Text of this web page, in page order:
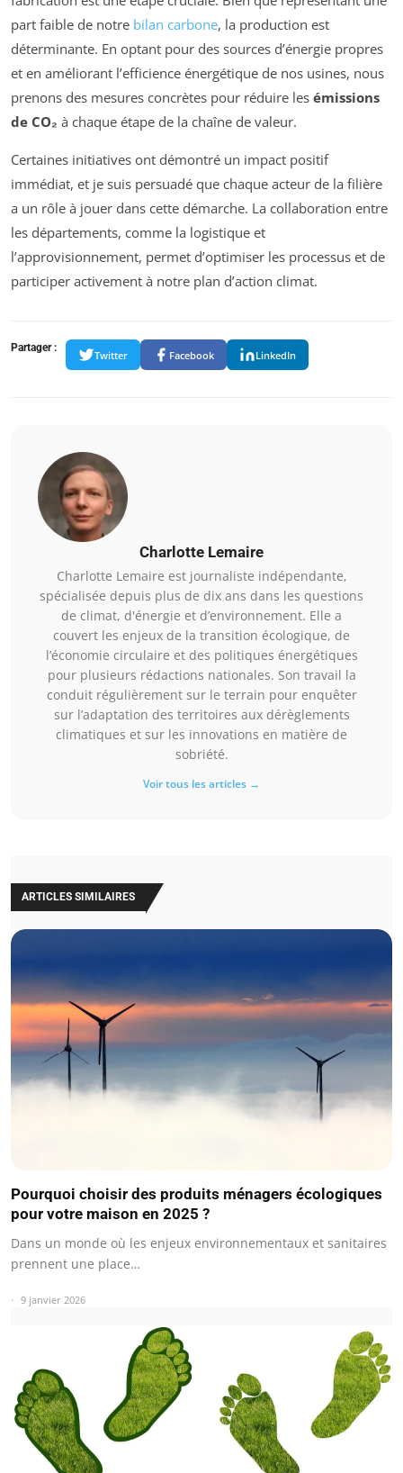
part faible de notre bilan carbone, la production est
déterminante. En optant pour des sources d’énergie propres
et en améliorant l’efficience énergétique de nos usines, nous
prenons des mesures concrètes pour réduire les émissions
de CO₂ à chaque étape de la chaîne de valeur.
Certaines initiatives ont démontré un impact positif
immédiat, et je suis persuadé que chaque acteur de la filière
a un rôle à jouer dans cette démarche. La collaboration entre
les départements, comme la logistique et
l’approvisionnement, permet d’optimiser les processus et de
participer activement à notre plan d’action climat.
Partager :
Twitter Facebook LinkedIn
Charlotte Lemaire
Charlotte Lemaire est journaliste indépendante,
spécialisée depuis plus de dix ans dans les questions
de climat, d'énergie et d’environnement. Elle a
couvert les enjeux de la transition écologique, de
l’économie circulaire et des politiques énergétiques
pour plusieurs rédactions nationales. Son travail la
conduit régulièrement sur le terrain pour enquêter
sur l’adaptation des territoires aux dérèglements
climatiques et sur les innovations en matière de
sobriété.
Voir tous les articles →
ARTICLES SIMILAIRES
Pourquoi choisir des produits ménagers écologiques
pour votre maison en 2025 ?
Dans un monde où les enjeux environnementaux et sanitaires
prennent une place…
9 janvier 2026